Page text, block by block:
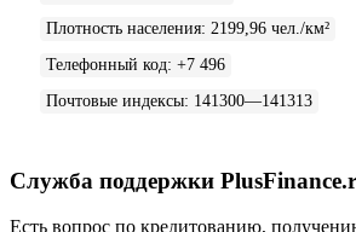
Плотность населения: 2199,96 чел./км²
Телефонный код: +7 496
Почтовые индексы: 141300—141313
Служба поддержки
Есть вопрос по кредитованию,